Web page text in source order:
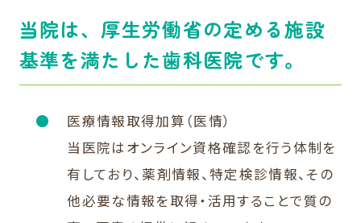
当院は、厚生労働省の定める施設
基準を満たした歯科医院です。
医療情報取得加算（医情）
当医院はオンライン資格確認を行う体制を
有しており、薬剤情報、特定検診情報、その
他必要な情報を取得・活用することで質の